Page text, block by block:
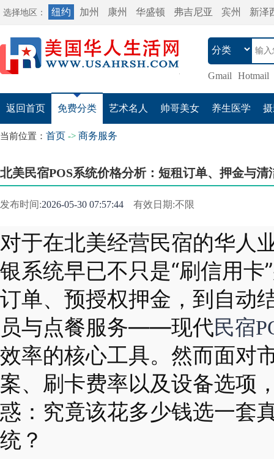
选择地区： 纽约 加州 康州 华盛顿 弗吉尼亚 宾州 新泽
Gmail Hotmail
返回首页 免费分类 艺术名人 帅哥美女 养生医学
当前位置： 首页 -> 商务服务
北美民宿POS系统价格分析：短租订单、押金与清
发布时间:2026-05-30 07:57:44 有效日期:不限
对于在北美经营民宿的华人
银系统早已不只是“刷信用
订单、预授权押金，到自动
员与点餐服务——现代民宿
效率的核心工具。然而面对
案、刷卡费率以及设备选项
惑：究竟该花多少钱选一套
统？